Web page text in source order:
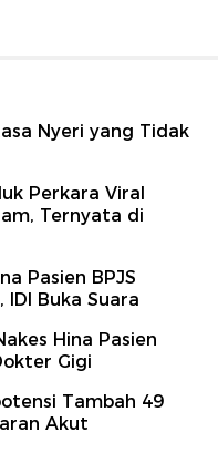
Nyeri yang Tidak
Perkara Viral
Ternyata di
Pasien BPJS
Buka Suara
Hina Pasien
Gigi
Tambah 49
Akut